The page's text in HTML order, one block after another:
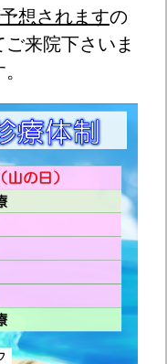
想されますの
来院下さいま